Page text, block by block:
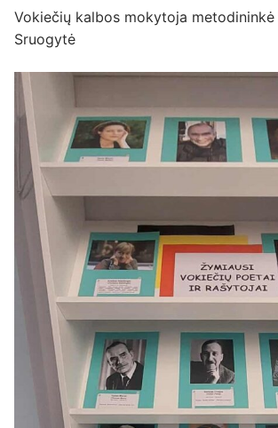
Vokiečių kalbos mokytoja
Sruogytė